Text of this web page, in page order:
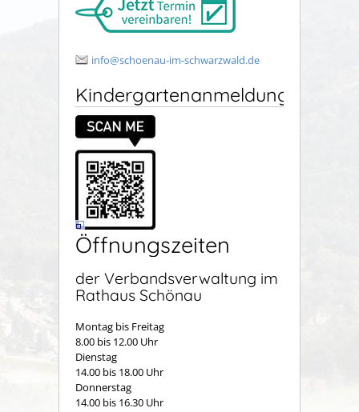
info@schoenau-im-schwarzwald.de
Kindergartenanmeldung
Öffnungszeiten
der Verbandsverwaltung im
Rathaus Schönau
Montag bis Freitag
8.00 bis 12.00 Uhr
Dienstag
14.00 bis 18.00 Uhr
Donnerstag
14.00 bis 16.30 Uhr